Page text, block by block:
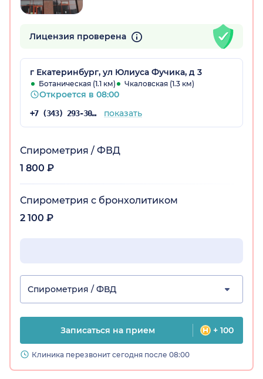
Лицензия проверена
г Екатеринбург, ул Юлиуса Фучика, д 3
Ботаническая (1.1 км) Чкаловская (1.3 км)
Откроется в 08:00
+7 (343) 293-30-42 показать
Спирометрия / ФВД
1 800 ₽
Спирометрия с бронхолитиком
2 100 ₽
Спирометрия / ФВД
Записаться на прием + 100
Клиника перезвонит сегодня после 08:00